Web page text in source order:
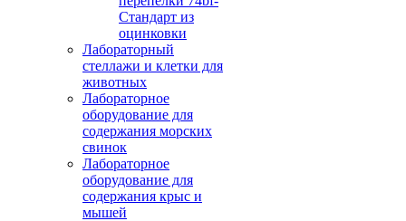
Стандарт из
оцинковки
Лабораторный
стеллажи и клетки для
животных
Лабораторное
оборудование для
содержания морских
свинок
Лабораторное
оборудование для
содержания крыс и
мышей